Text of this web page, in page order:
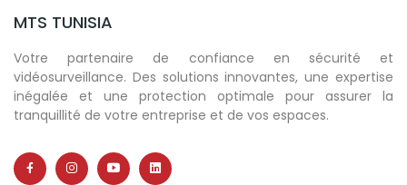
MTS TUNISIA
Votre partenaire de confiance en sécurité et
vidéosurveillance. Des solutions innovantes, une expertise
inégalée et une protection optimale pour assurer la
tranquillité de votre entreprise et de vos espaces.